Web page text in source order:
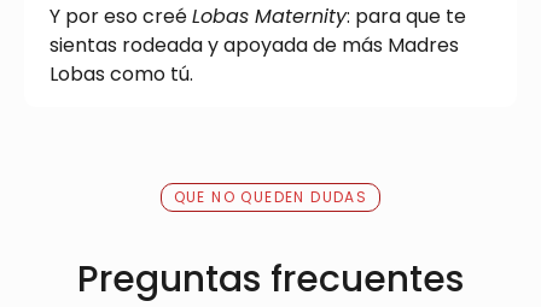
Y por eso creéLobas Maternity: para que te
sientas rodeada y apoyada de más Madres
Lobas como tú.
QUE NO QUEDEN DUDAS
Preguntas frecuentes